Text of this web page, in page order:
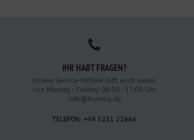
IHR HABT FRAGEN?
Unsere Service-Hotline hilft euch weiter
von Montag - Freitag: 08:30 - 17:00 Uhr
info@hunstig.de
TELEFON: +49 5251 22664